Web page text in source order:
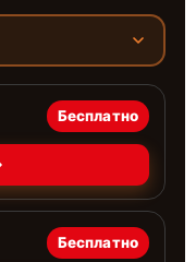
Бесплатно
Бесплатно